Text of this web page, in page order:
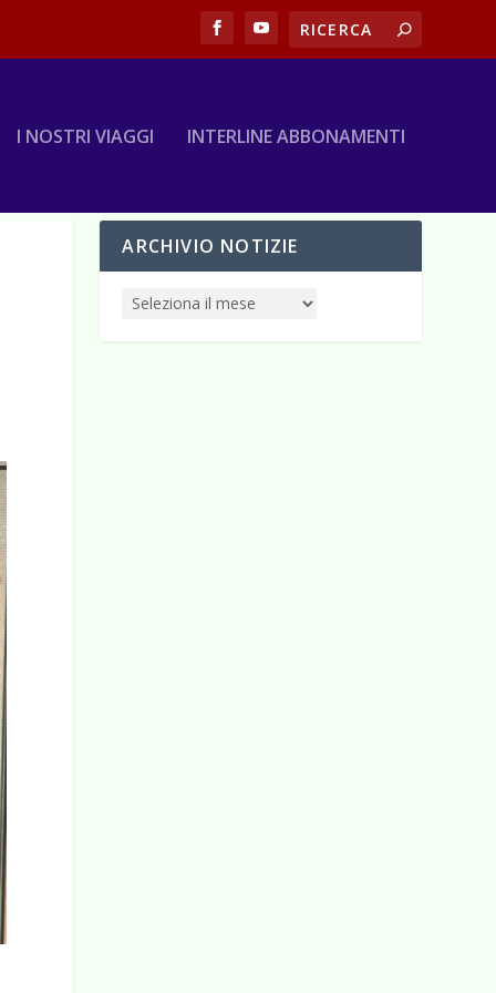
I NOSTRI VIAGGI INTERLINE ABBONAMENTI
ARCHIVIO NOTIZIE